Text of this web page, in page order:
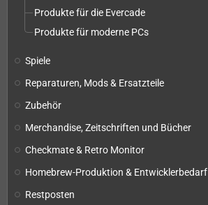
Produkte für die Evercade
Produkte für moderne PCs
Spiele
Reparaturen, Mods & Ersatzteile
Zubehör
Merchandise, Zeitschriften und Bücher
Checkmate & Retro Monitor
Homebrew-Produktion & Entwicklerbedarf
Restposten